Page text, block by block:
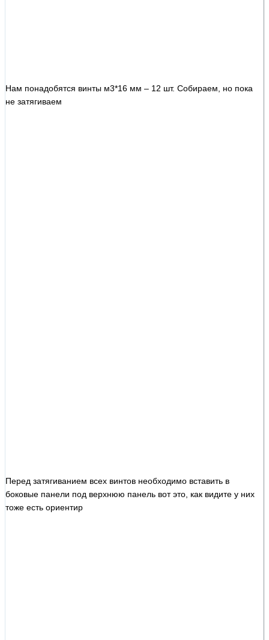
Нам понадобятся винты м3*16 мм – 12 шт. Собираем, но пока
не затягиваем
Перед затягиванием всех винтов необходимо вставить в
боковые панели под верхнюю панель вот это, как видите у них
тоже есть ориентир